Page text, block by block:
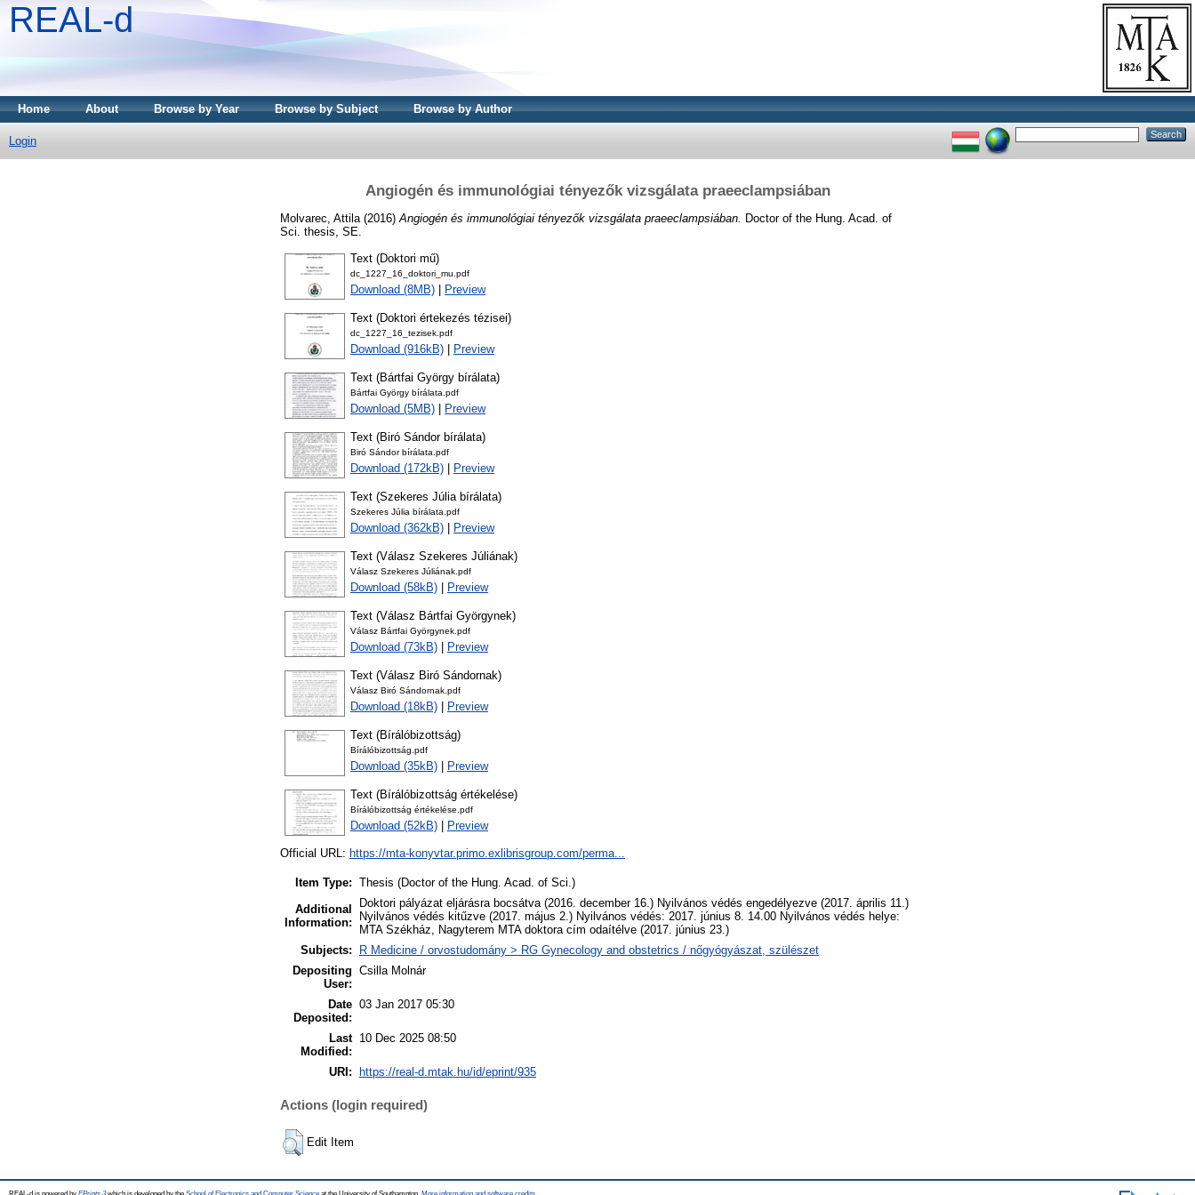
REAL-d
Home About Browse by Year Browse by Subject Browse by Author
Login
Angiogén és immunológiai tényezők vizsgálata praeeclampsiában
Molvarec, Attila (2016) Angiogén és immunológiai tényezők vizsgálata praeeclampsiában. Doctor of the Hung. Acad. of
Sci. thesis, SE.
Text (Doktori mű)
dc_1227_16_doktori_mu.pdf
Download (8MB) Preview
Text (Doktori értekezés tézisei)
dc_1227_16_tezisek.pdf
Download (916kB) Preview
Text (Bártfai György bírálata)
Bártfai György bírálata.pdf
Download (5MB) Preview
Text (Biró Sándor bírálata)
Biró Sándor bírálata.pdf
Download (172kB) Preview
Text (Szekeres Júlia bírálata)
Szekeres Júlia bírálata.pdf
Download (362kB) Preview
Text (Válasz Szekeres Júliának)
Válasz Szekeres Júliának.pdf
Download (58kB) Preview
Text (Válasz Bártfai Györgynek)
Válasz Bártfai Györgynek.pdf
Download (73kB) Preview
Text (Válasz Biró Sándornak)
Válasz Biró Sándornak.pdf
Download (18kB) Preview
Text (Bírálóbizottság)
Bírálóbizottság.pdf
Download (35kB) Preview
Text (Bírálóbizottság értékelése)
Bírálóbizottság értékelése.pdf
Download (52kB) Preview
Official URL: https://mta-konyvtar.primo.exlibrisgroup.com/perma...
Item Type: Thesis (Doctor of the Hung. Acad. of Sci.)
Additional
Information:
Doktori pályázat eljárásra bocsátva (2016. december 16.) Nyilvános védés engedélyezve (2017. április 11.)
Nyilvános védés kitűzve (2017. május 2.) Nyilvános védés: 2017. június 8. 14.00 Nyilvános védés helye:
MTA Székház, Nagyterem MTA doktora cím odaítélve (2017. június 23.)
Subjects:
R Medicine / orvostudomány > RG Gynecology and obstetrics / nőgyógyászat, szülészet
Depositing
User:
Csilla Molnár
Date
Deposited:
03 Jan 2017 05:30
Last
Modified:
10 Dec 2025 08:50
URI: https://real-d.mtak.hu/id/eprint/935
Actions (login required)
Edit Item